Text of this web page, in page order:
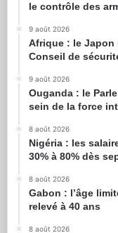
le contrôle des
9 août 2026
Afrique : le Japon
Conseil de
9 août 2026
Ouganda : le
sein de la force
8 août 2026
Nigéria : les
30% à 80% dès
8 août 2026
Gabon : l’âge
relevé à 40 ans
8 août 2026